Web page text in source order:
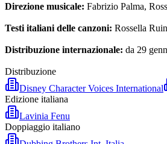
Direzione musicale: Fabrizio Palma,
Testi italiani delle canzoni: Rossella
Distribuzione internazionale: da 29
Distribuzione
Disney Character Voices International
Edizione italiana
Lavinia Fenu
Doppiaggio italiano